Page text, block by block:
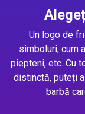
Un logo de
simboluri, cum
piepteni, etc. Cu
distinctă, puteți
barbă